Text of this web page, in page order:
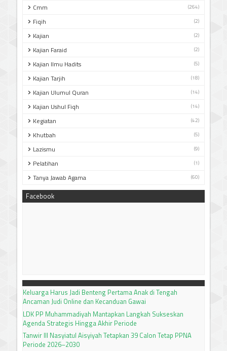
Cmm (264)
Fiqih (2)
Kajian (2)
Kajian Faraid (2)
Kajian Ilmu Hadits (5)
Kajian Tarjih (18)
Kajian Ulumul Quran (14)
Kajian Ushul Fiqh (14)
Kegiatan (42)
Khutbah (5)
Lazismu (9)
Pelatihan (1)
Tanya Jawab Agama (60)
Facebook
Keluarga Harus Jadi Benteng Pertama Anak di Tengah
Ancaman Judi Online dan Kecanduan Gawai
LDK PP Muhammadiyah Mantapkan Langkah Sukseskan
Agenda Strategis Hingga Akhir Periode
Tanwir III Nasyiatul Aisyiyah Tetapkan 39 Calon Tetap PPNA
Periode 2026–2030